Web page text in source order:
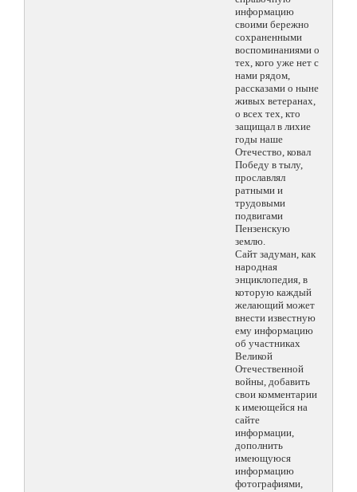
информацию
своими бережно
сохраненными
воспоминаниями о
тех, кого уже нет с
нами рядом,
рассказами о ныне
живых ветеранах,
о всех тех, кто
защищал в лихие
годы наше
Отечество, ковал
Победу в тылу,
прославлял
ратными и
трудовыми
подвигами
Пензенскую
землю.
Сайт задуман, как
народная
энциклопедия, в
которую каждый
желающий может
внести известную
ему информацию
об участниках
Великой
Отечественной
войны, добавить
свои комментарии
к имеющейся на
сайте
информации,
дополнить
имеющуюся
информацию
фотографиями,